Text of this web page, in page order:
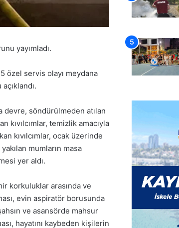
yayımladı.
özel servis olayı meydana
devre, söndürülmeden atılan
temizlik amacıyla
kıvılcımlar, ocak üzerinde
mumların masa
yer aldı.
korkuluklar arasında ve
evin aspiratör borusunda
ve asansörde mahsur
hayatını kaybeden kişilerin